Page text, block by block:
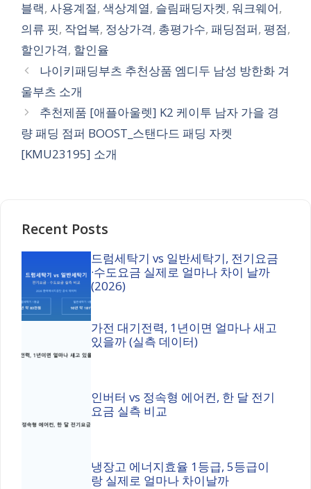
블랙, 사용계절, 색상계열, 슬림패딩자켓, 워크웨어,
의류 핏, 작업복, 정상가격, 총평가수, 패딩점퍼, 평점,
할인가격, 할인율
나이키패딩부츠 추천상품 엠디두 남성 방한화 겨
울부츠 소개
추천제품 [애플아울렛] K2 케이투 남자 가을 경
량 패딩 점퍼 BOOST_스탠다드 패딩 자켓
[KMU23195] 소개
Recent Posts
드럼세탁기 vs 일반세탁기, 전기요금
·수도요금 실제로 얼마나 차이 날까
(2026)
가전 대기전력, 1년이면 얼마나 새고
있을까 (실측 데이터)
인버터 vs 정속형 에어컨, 한 달 전기
요금 실측 비교
냉장고 에너지효율 1등급, 5등급이
랑 실제로 얼마나 차이날까